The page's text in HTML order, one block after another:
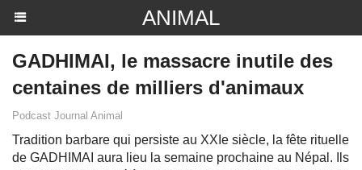
ANIMAL
GADHIMAI, le massacre inutile des
centaines de milliers d'animaux
Podcast Journal Animal
Tradition barbare qui persiste au XXIe siècle, la fête rituelle
de GADHIMAI aura lieu la semaine prochaine au Népal. Ils